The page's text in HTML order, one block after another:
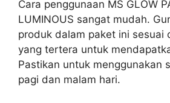
Cara penggunaan MS GLOW
LUMINOUS sangat mudah.
produk dalam paket ini sesuai
yang tertera untuk
Pastikan untuk menggunakan
pagi dan malam hari.